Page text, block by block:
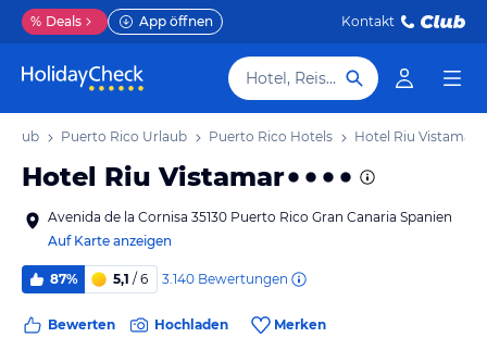
% Deals App öffnen Kontakt
Hotel, Reiseziel
Puerto Rico Urlaub Puerto Rico Hotels Hotel Riu Vistamar
Hotel Riu Vistamar
Avenida de la Cornisa 35130 Puerto Rico Gran Canaria Spanien
Auf Karte anzeigen
87% 5,1 / 6 3.140 Bewertungen
Bewerten Hochladen Merken